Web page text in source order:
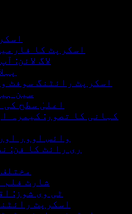
اسکرپٹ کا
لاگ لائن:
اسکرپٹ رائٹنگ سوفٹ
سین
اعلیٰ سطح
کہانی کا تصور: کیمرہ
وائس اوور
ری رائٹ کا فن:
شارٹ فلم
ٹی وی شوز:
اسکرپٹ